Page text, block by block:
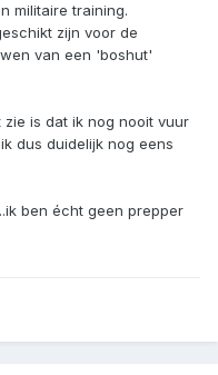
militaire training.
zijn voor de
van een 'boshut'
is dat ik nog nooit vuur
dus duidelijk nog eens
ben écht geen prepper